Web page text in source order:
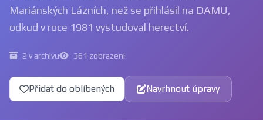
Mariánských Lázních, než se přihlásil na DAMU,
odkud v roce 1981 vystudoval herectví.
2 v archivu 361 zobrazení
Přidat do oblíbených Navrhnout úpravy